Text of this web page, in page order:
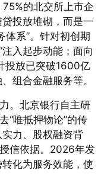
的北交所上市企
投放堆砌，而是一
体系”。针对初创期
注入起步动能；面向
投放已突破1600亿
组合金融服务等。
。北京银行自主研
“唯抵押物论”的传
力、股权融资背
信依据。2026年发
化为服务效能，使